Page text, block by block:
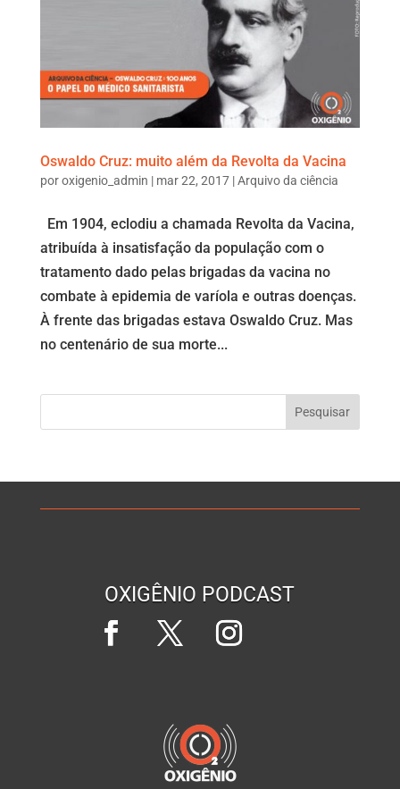
Oswaldo Cruz: muito além da Revolta da Vacina
poroxigenio_admin | mar 22, 2017|Arquivo da ciência
Em 1904, eclodiu a chamada Revolta da Vacina,
atribuída à insatisfação da população com o
tratamento dado pelas brigadas da vacina no
combate à epidemia de varíola e outras doenças.
À frente das brigadas estava Oswaldo Cruz. Mas
no centenário de sua morte...
OXIGÊNIO PODCAST